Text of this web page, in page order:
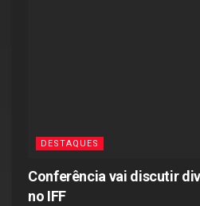
DESTAQUES
Conferência vai discutir
no IFF